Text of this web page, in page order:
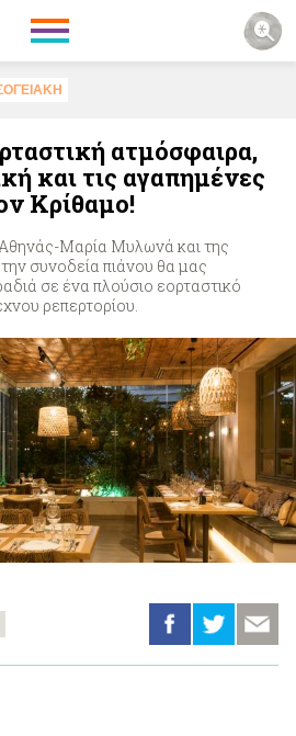
ατμόσφαιρα,
και τις αγαπημένες
Κρίθαμο!
Μαρία Μυλωνά και της
συνοδεία πιάνου θα μας
σε ένα πλούσιο εορταστικό
ρεπερτορίου.